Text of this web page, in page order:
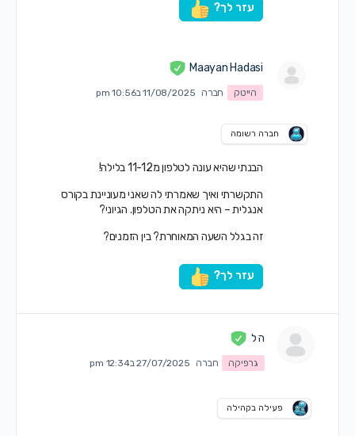
עזר לך?
Maayan Hadasi
הייטק חברה 11/08/2025 ב10:56 pm
חברה רשומה
הבנתי שהיא עונה לטלפון מ11-12 בלילה!
התקשרתי ואיך שאמרתי לה שאני מעוניינת בקורס
אנגלית – היא ניתקה את הטלפון. הגיוני?
זה בגלל השעה המאוחרת? בין הזמנים?
עזר לך?
ה ל
גרפיקה חברה 27/07/2025 ב12:34 pm
פעילה בקהילה